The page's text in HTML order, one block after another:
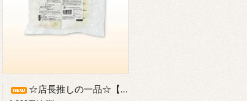
☆店長推しの一品☆【新入荷】／《香港風海老の腸粉：チョウフン》／ご家庭で蒸すだけ手軽に楽しめる♪／※冷凍発送のみ【冷蔵不可】※別途クール便代がかかります